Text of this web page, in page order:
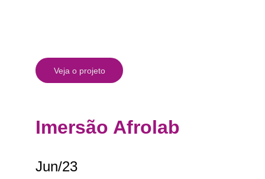
Veja o projeto
Imersão Afrolab
Jun/23